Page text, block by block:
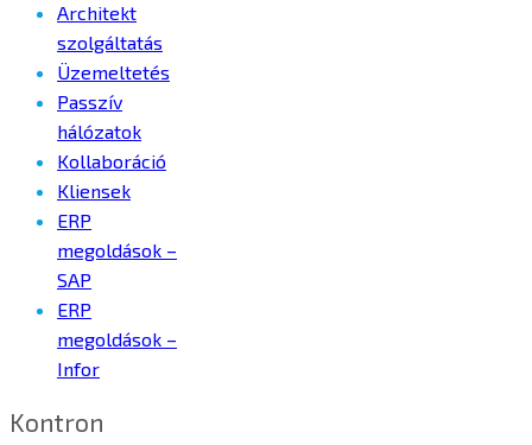
Architekt
szolgáltatás
Üzemeltetés
Passzív
hálózatok
Kollaboráció
Kliensek
ERP
megoldások –
SAP
ERP
megoldások –
Infor
Kontron